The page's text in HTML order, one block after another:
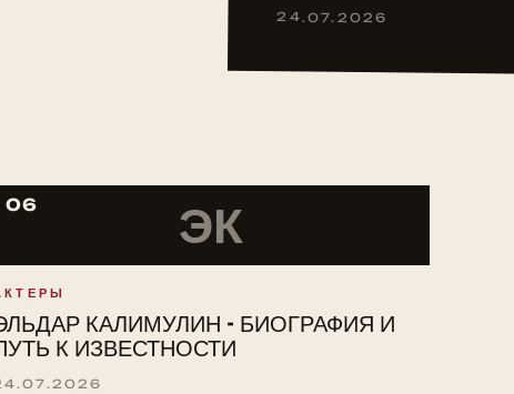
24.07.2026
06 ЭК
КАЛИМУЛИН - БИОГРАФИЯ И
К ИЗВЕСТНОСТИ